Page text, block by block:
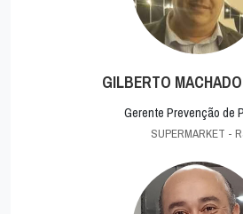
GILBERTO
Gerente Prevenção de
SUPERMARKET -